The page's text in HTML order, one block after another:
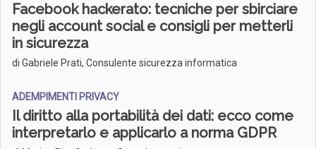
Facebook hackerato: tecniche per sbirciare
negli account social e consigli per metterli
in sicurezza
di Gabriele Prati, Consulente sicurezza informatica
ADEMPIMENTI PRIVACY
Il diritto alla portabilità dei dati: ecco come
interpretarlo e applicarlo a norma GDPR